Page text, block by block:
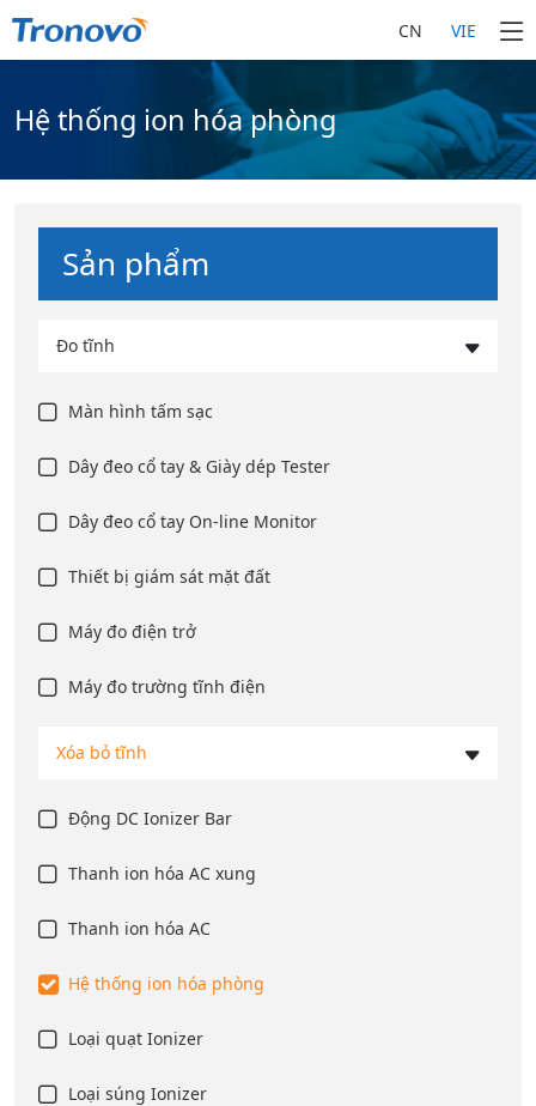
CN VIE
Hệ thống ion hóa phòng
Sản phẩm
Đo tĩnh
Màn hình tấm sạc
Dây đeo cổ tay & Giày dép Tester
Dây đeo cổ tay On-line Monitor
Thiết bị giám sát mặt đất
Máy đo điện trở
Máy đo trường tĩnh điện
Xóa bỏ tĩnh
Động DC Ionizer Bar
Thanh ion hóa AC xung
Thanh ion hóa AC
Hệ thống ion hóa phòng
Loại quạt Ionizer
Loại súng Ionizer